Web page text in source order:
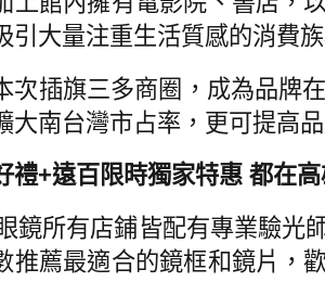
引大量注重生活質感的消費
次插旗三多商圈，成為品牌
大南台灣市占率，更可提高
禮+遠百限時獨家特惠 都在
鏡所有店鋪皆配有專業驗光
推薦最適合的鏡框和鏡片，